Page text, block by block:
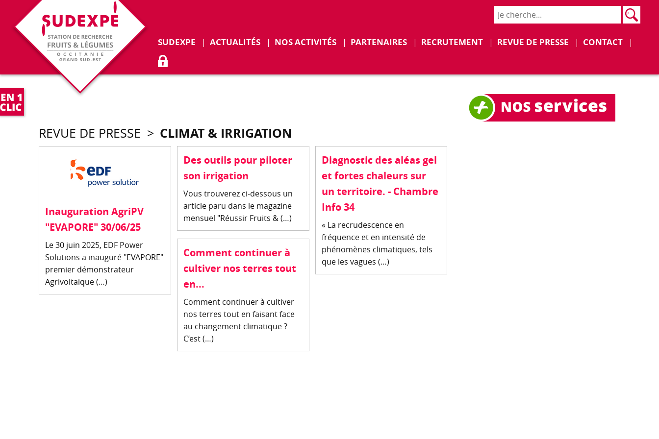
SUDEXPE ACTUALITÉS NOS ACTIVITÉS PARTENAIRES RECRUTEMENT REVUE DE PRESSE
CONTACT
ACCÈS ADHÉRENTS
REVUE DE PRESSE > CLIMAT & IRRIGATION
Inauguration AgriPV
"EVAPORE" 30/06/25
Le 30 juin 2025, EDF Power
Solutions a inauguré "EVAPORE"
premier démonstrateur
Agrivoltaique (…)
Des outils pour piloter
son irrigation
Vous trouverez ci-dessous un
article paru dans le magazine
mensuel "Réussir Fruits & (…)
Diagnostic des aléas gel
et fortes chaleurs sur
un territoire. - Chambre
Info 34
« La recrudescence en
fréquence et en intensité de
phénomènes climatiques, tels
que les vagues (…)
Comment continuer à
cultiver nos terres tout
en...
Comment continuer à cultiver
nos terres tout en faisant face
au changement climatique ?
C’est (…)